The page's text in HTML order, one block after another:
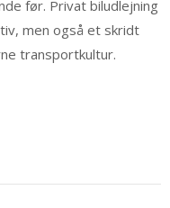
før. Privat biludlejning
men også et skridt
transportkultur.